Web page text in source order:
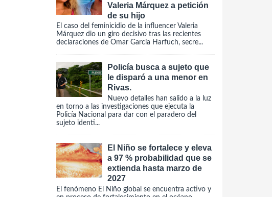
Valeria Márquez a petición
de su hijo
El caso del feminicidio de la influencer Valeria
Márquez dio un giro decisivo tras las recientes
declaraciones de Omar García Harfuch, secre...
Policía busca a sujeto que
le disparó a una menor en
Rivas.
Nuevo detalles han salido a la luz
en torno a las investigaciones que ejecuta la
Policía Nacional para dar con el paradero del
sujeto identi...
El Niño se fortalece y eleva
a 97 % probabilidad que se
extienda hasta marzo de
2027
El fenómeno El Niño global se encuentra activo y